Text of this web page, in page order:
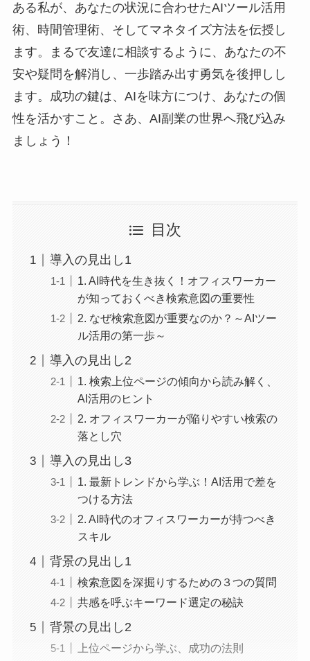
ある私が、あなたの状況に合わせたAIツール活用
術、時間管理術、そしてマネタイズ方法を伝授し
ます。まるで友達に相談するように、あなたの不
安や疑問を解消し、一歩踏み出す勇気を後押しし
ます。成功の鍵は、AIを味方につけ、あなたの個
性を活かすこと。さあ、AI副業の世界へ飛び込み
ましょう！
目次
導入の見出し1
1. AI時代を生き抜く！オフィスワーカー
が知っておくべき検索意図の重要性
2. なぜ検索意図が重要なのか？～AIツー
ル活用の第一歩～
導入の見出し2
1. 検索上位ページの傾向から読み解く、
AI活用のヒント
2. オフィスワーカーが陥りやすい検索の
落とし穴
導入の見出し3
1. 最新トレンドから学ぶ！AI活用で差を
つける方法
2. AI時代のオフィスワーカーが持つべき
スキル
背景の見出し1
検索意図を深掘りするための３つの質問
共感を呼ぶキーワード選定の秘訣
背景の見出し2
上位ページから学ぶ、成功の法則